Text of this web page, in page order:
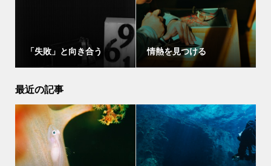
「失敗」と向き合う 情熱を見つける
最近の記事